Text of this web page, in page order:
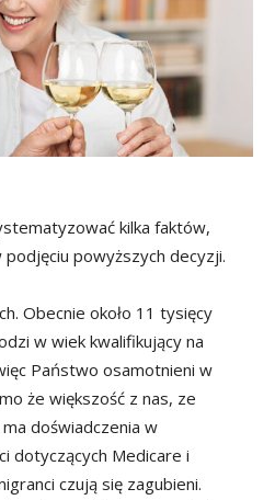
kilka faktów,
powyższych decyzji.
Obecnie około 11 tysięcy
w wiek kwalifikujący na
Państwo osamotnieni w
że większość z nas, ze
doświadczenia w
dotyczących Medicare i
czują się zagubieni.